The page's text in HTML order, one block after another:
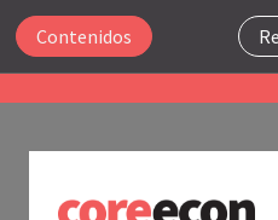
Contenidos
UNIDAD 9
La economía 2.0